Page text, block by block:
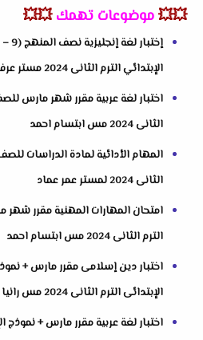
💥💥موضوعات تهمك 💥💥
الإبتدائي الترم الثانى 2024 مستر عرفات الحلاب
اختبار لغة عربية مقرر شهر مارس
الثانى 2024 مس ابتسام احمد
المهام الأدائية لمادة الدراسات
الثانى 2024 لمستر عمر عماد
امتحان المهارات المهنية مقرر
الترم الثانى 2024 مس ابتسام احمد
اختبار دين إسلامى مقرر مارس +
الإبتدائى الترم الثانى 2024 مس رانيا مصطفى
اختبار لغة عربية مقرر مارس +